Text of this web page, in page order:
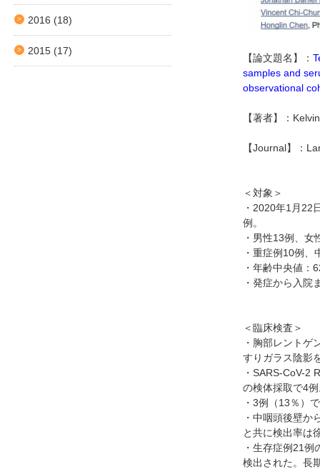
2016 (18)
2015 (17)
【論文題名】：
samples and
observational
【著者】：
【Journal】：
＜対象＞
・2020年1月22
例。
・男性13例、女
・重症例10例、
・年齢中央値：
・発症から入院
＜臨床検査＞
・胸部レントゲ
すりガラス陰影
・SARS-CoV-2
の検体採取で4
・3例（13％）
・中咽頭後壁か
と共に検出率は
・生存症例21
検出された。長